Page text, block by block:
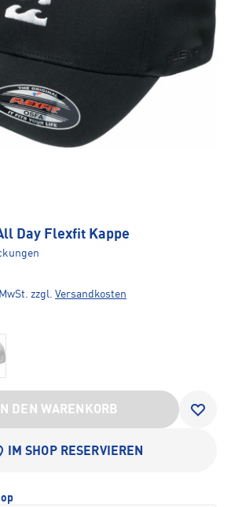
Day Flexfit Kappe
zzgl. Versandkosten
IN DEN WARENKORB
IM SHOP RESERVIEREN